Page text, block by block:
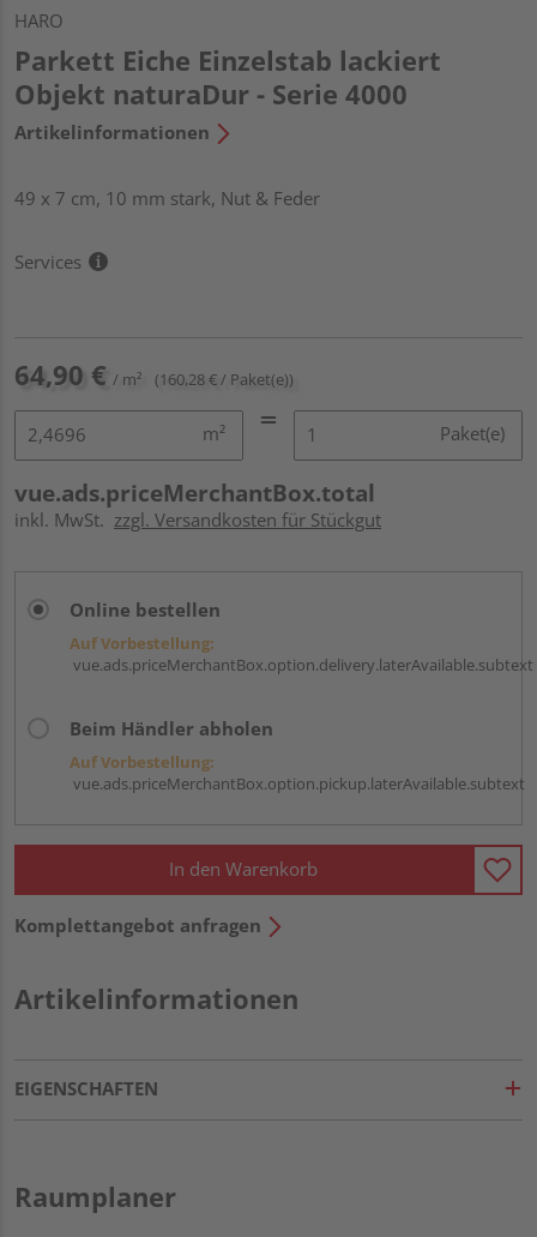
HARO
Parkett Eiche Einzelstab lackiert
Objekt naturaDur - Serie 4000
Artikelinformationen
49 x 7 cm, 10 mm stark, Nut & Feder
Services
64,90 € / m² (160,28 € / Paket(e))
m² Paket(e)
vue.ads.priceMerchantBox.total
inkl. MwSt. zzgl. Versandkosten für Stückgut
Online bestellen
Auf Vorbestellung:
vue.ads.priceMerchantBox.option.delivery.laterAvailable.subtext
Beim Händler abholen
Auf Vorbestellung:
vue.ads.priceMerchantBox.option.pickup.laterAvailable.subtext
In den Warenkorb
Komplettangebot anfragen
Artikelinformationen
EIGENSCHAFTEN
Raumplaner